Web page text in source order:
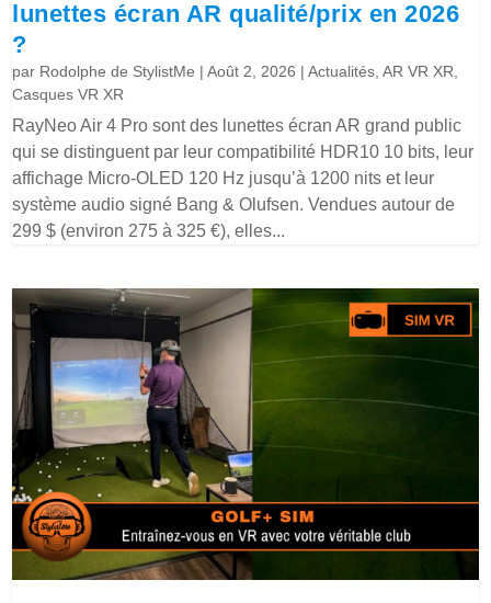
lunettes écran AR qualité/prix en 2026
?
par Rodolphe de StylistMe |Août 2, 2026 |Actualités ,AR VR XR
Casques VR XR
RayNeo Air 4 Pro sont des lunettes écran AR grand public
qui se distinguent par leur compatibilité HDR10 10 bits, leur
affichage Micro-OLED 120 Hz jusqu’à 1200 nits et leur
système audio signé Bang & Olufsen. Vendues autour de
299 $ (environ 275 à 325 €), elles...